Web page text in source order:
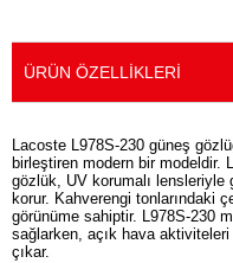
ÜRÜN ÖZELLIKLERI
Lacoste L978S-230 güneş
birleştiren modern bir modeldir.
gözlük, UV korumalı lensleriyle
korur. Kahverengi tonlarındaki
görünüme sahiptir. L978S-230
sağlarken, açık hava
çıkar.